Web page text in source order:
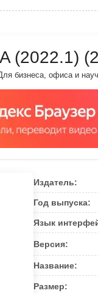
(2022.1)
бизнеса, офиса и
Издатель:
Год выпуска:
Язык
Версия:
Название:
Размер: